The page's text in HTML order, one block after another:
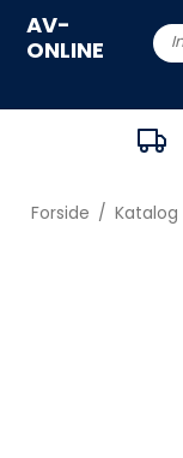
AV-
ONLINE
Forside / Katalog